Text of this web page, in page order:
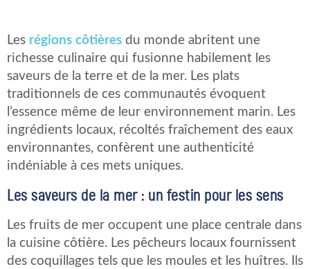
Les régions côtières du monde abritent une
richesse culinaire qui fusionne habilement les
saveurs de la terre et de la mer. Les plats
traditionnels de ces communautés évoquent
l’essence même de leur environnement marin. Les
ingrédients locaux, récoltés fraîchement des eaux
environnantes, confèrent une authenticité
indéniable à ces mets uniques.
Les saveurs de la mer : un festin pour les sens
Les fruits de mer occupent une place centrale dans
la cuisine côtière. Les pêcheurs locaux fournissent
des coquillages tels que les moules et les huîtres. Ils